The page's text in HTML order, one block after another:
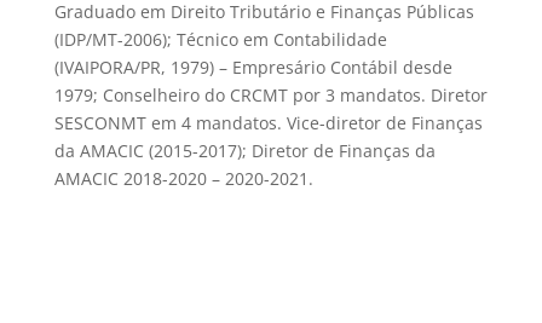
Graduado em Direito Tributário e Finanças Públicas
(IDP/MT-2006); Técnico em Contabilidade
(IVAIPORA/PR, 1979) – Empresário Contábil desde
1979; Conselheiro do CRCMT por 3 mandatos. Diretor
SESCONMT em 4 mandatos. Vice-diretor de Finanças
da AMACIC (2015-2017); Diretor de Finanças da
AMACIC 2018-2020 – 2020-2021.